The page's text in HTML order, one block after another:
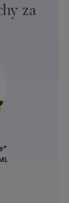
za